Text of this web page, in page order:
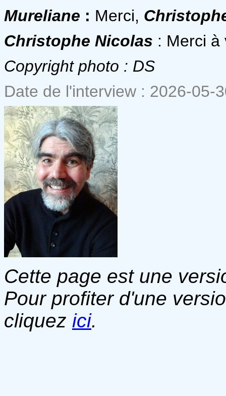
Mureliane : Merci,
Christophe Nicolas : Merci à
Copyright photo : DS
Date de l'interview : 2026-05-
Cette page est une
Pour profiter d'une
cliquez ici.